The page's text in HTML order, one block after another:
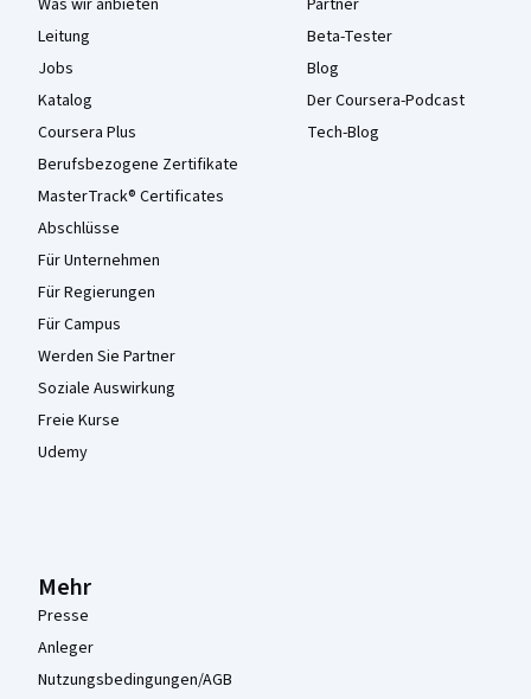
Was wir anbieten
Leitung
Jobs
Katalog
Coursera Plus
Berufsbezogene Zertifikate
MasterTrack® Certificates
Abschlüsse
Für Unternehmen
Für Regierungen
Für Campus
Werden Sie Partner
Soziale Auswirkung
Freie Kurse
Udemy
Partner
Beta-Tester
Blog
Der Coursera-Podcast
Tech-Blog
Mehr
Presse
Anleger
Nutzungsbedingungen/AGB